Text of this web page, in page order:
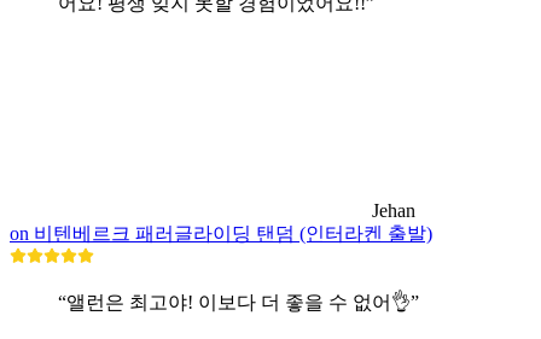
Jehan
on 비텐베르크 패러글라이딩 탠덤 (인터라켄 출발)
“앨런은 최고야! 이보다 더 좋을 수 없어👌”